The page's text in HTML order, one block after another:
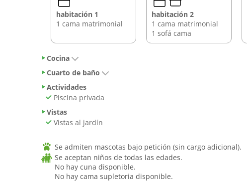
habitación 1
1 cama matrimonial
habitación 2
1 cama matrimonial
1 sofá cama
Cocina
Cuarto de baño
Actividades
Piscina privada
Vistas
Vistas al jardín
Se admiten mascotas bajo petición (sin cargo adicional).
Se aceptan niños de todas las edades.
No hay cuna disponible.
No hay cama supletoria disponible.